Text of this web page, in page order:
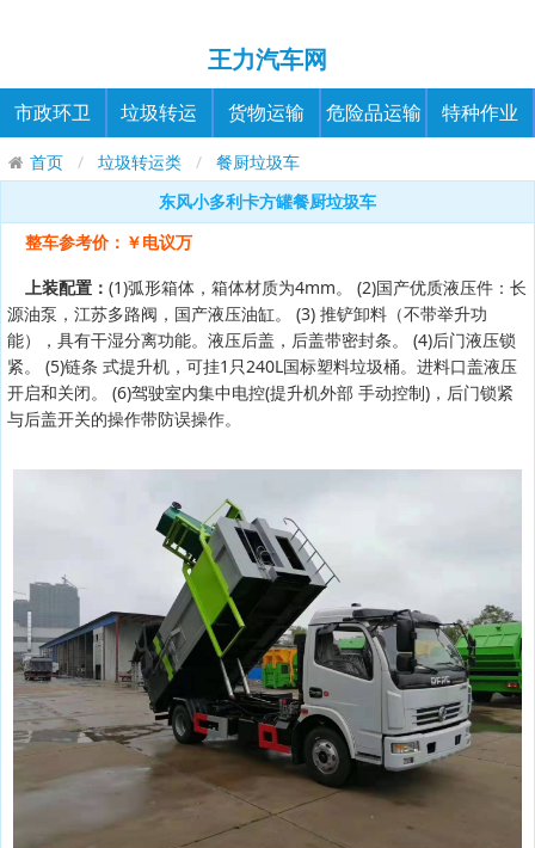
王力汽车网
市政环卫 垃圾转运 货物运输 危险品运输 特种作业
首页 垃圾转运类
餐厨垃圾车
东风小多利卡方罐餐厨垃圾车
整车参考价：￥电议万
上装配置： (1)弧形箱体，箱体材质为4mm。 (2)国产优质液压件：长
源油泵，江苏多路阀，国产液压油缸。 (3) 推铲卸料（不带举升功
能），具有干湿分离功能。液压后盖，后盖带密封条。 (4)后门液压锁
紧。 (5)链条 式提升机，可挂1只240L国标塑料垃圾桶。进料口盖液压
开启和关闭。 (6)驾驶室内集中电控(提升机外部 手动控制)，后门锁紧
与后盖开关的操作带防误操作。